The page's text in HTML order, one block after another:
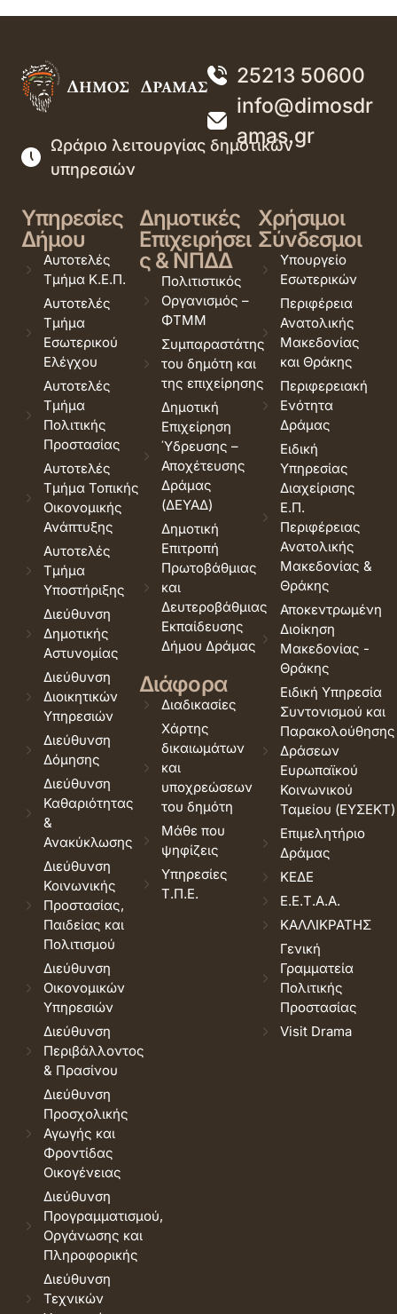
25213 50600
info@dimosdr
amas.gr
Ωράριο λειτουργίας δημοτικών
υπηρεσιών
Υπηρεσίες
Δήμου
Αυτοτελές
Τμήμα Κ.Ε.Π.
Αυτοτελές
Τμήμα
Εσωτερικού
Ελέγχου
Αυτοτελές
Τμήμα
Πολιτικής
Προστασίας
Αυτοτελές
Τμήμα Τοπικής
Οικονομικής
Ανάπτυξης
Αυτοτελές
Τμήμα
Υποστήριξης
Διεύθυνση
Δημοτικής
Αστυνομίας
Διεύθυνση
Διοικητικών
Υπηρεσιών
Διεύθυνση
Δόμησης
Διεύθυνση
Καθαριότητας
&
Ανακύκλωσης
Διεύθυνση
Κοινωνικής
Προστασίας,
Παιδείας και
Πολιτισμού
Διεύθυνση
Οικονομικών
Υπηρεσιών
Διεύθυνση
Περιβάλλοντος
& Πρασίνου
Διεύθυνση
Προσχολικής
Αγωγής και
Φροντίδας
Οικογένειας
Διεύθυνση
Προγραμματισμού,
Οργάνωσης και
Πληροφορικής
Διεύθυνση
Τεχνικών
Δημοτικές
Επιχειρήσει
ς & ΝΠΔΔ
Πολιτιστικός
Οργανισμός –
ΦΤΜΜ
Συμπαραστάτης
του δημότη και
της επιχείρησης
Δημοτική
Επιχείρηση
Ύδρευσης –
Αποχέτευσης
Δράμας
(ΔΕΥΑΔ)
Δημοτική
Επιτροπή
Πρωτοβάθμιας
και
Δευτεροβάθμιας
Εκπαίδευσης
Δήμου Δράμας
Διάφορα
Διαδικασίες
Χάρτης
δικαιωμάτων
και
υποχρεώσεων
του δημότη
Μάθε που
ψηφίζεις
Υπηρεσίες
Τ.Π.Ε.
Χρήσιμοι
Σύνδεσμοι
Υπουργείο
Εσωτερικών
Περιφέρεια
Ανατολικής
Μακεδονίας
και Θράκης
Περιφερειακή
Ενότητα
Δράμας
Ειδική
Υπηρεσίας
Διαχείρισης
Ε.Π.
Περιφέρειας
Ανατολικής
Μακεδονίας &
Θράκης
Αποκεντρωμένη
Διοίκηση
Μακεδονίας -
Θράκης
Ειδική Υπηρεσία
Συντονισμού και
Παρακολούθησης
Δράσεων
Ευρωπαϊκού
Κοινωνικού
Ταμείου (ΕΥΣΕΚΤ)
Επιμελητήριο
Δράμας
ΚΕΔΕ
Ε.Ε.Τ.Α.Α.
ΚΑΛΛΙΚΡΑΤΗΣ
Γενική
Γραμματεία
Πολιτικής
Προστασίας
Visit Drama